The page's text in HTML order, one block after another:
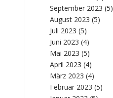
September 2023 (5)
August 2023 (5)
Juli 2023 (5)
Juni 2023 (4)
Mai 2023 (5)
April 2023 (4)
März 2023 (4)
Februar 2023 (5)